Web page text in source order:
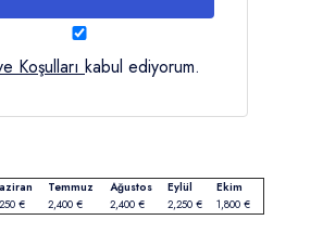
Koşulları kabul ediyorum.
Temmuz Ağustos Eylül
Ekim
€ 2,400 € 2,400 € 2,250 € 1,800 €